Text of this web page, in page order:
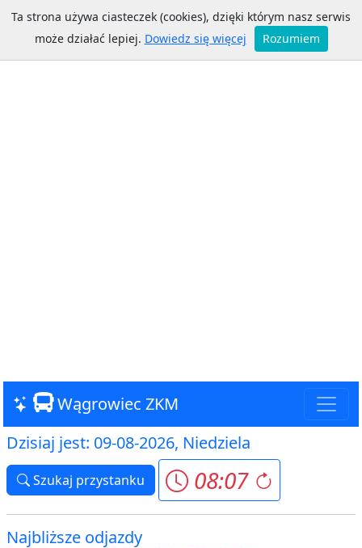
Wągrowiec ZKM
Dzisiaj jest: 09-08-2026, Niedziela
Szukaj przystanku 08:07
Najbliższe odjazdy
Ta strona używa ciasteczek (cookies), dzięki którym nasz serwis
może działać lepiej. Dowiedz się więcej Rozumiem